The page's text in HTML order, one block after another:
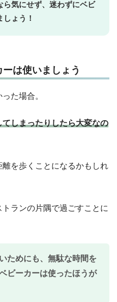
ら気にせず、迷わずにベビ
ょう！
は使いましょう
た場合。
しまったりしたら大変なの
を歩くことになるかもしれ
ランの片隅で過ごすことに
ためにも、無駄な時間を
ビーカーは使ったほうが